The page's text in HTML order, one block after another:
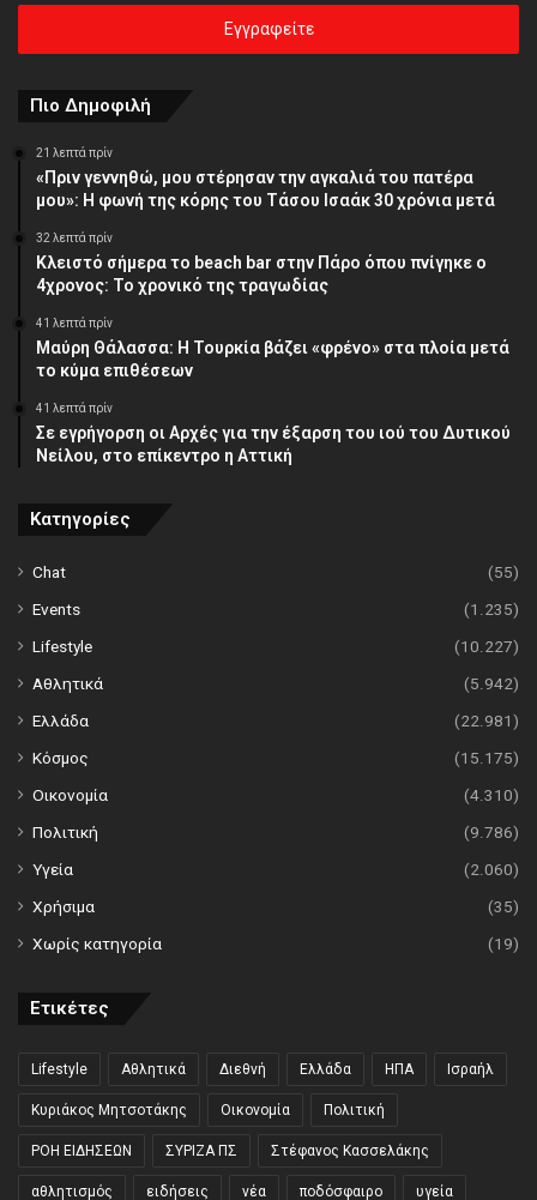
ηλεκτρονική
διεύθυνση
Πιο Δημοφιλή
21 λεπτά πρίν
«Πριν γεννηθώ, μου στέρησαν την αγκαλιά του πατέρα
μου»: Η φωνή της κόρης του Τάσου Ισαάκ 30 χρόνια μετά
32 λεπτά πρίν
Κλειστό σήμερα το beach bar στην Πάρο όπου πνίγηκε ο
4χρονος: Το χρονικό της τραγωδίας
41 λεπτά πρίν
Μαύρη Θάλασσα: Η Τουρκία βάζει «φρένο» στα πλοία μετά
το κύμα επιθέσεων
41 λεπτά πρίν
Σε εγρήγορση οι Αρχές για την έξαρση του ιού του Δυτικού
Νείλου, στο επίκεντρο η Αττική
Κατηγορίες
Chat
(55)
Events
(1.235)
Lifestyle
(10.227)
Αθλητικά
(5.942)
Ελλάδα
(22.981)
Κόσμος
(15.175)
Οικονομία
(4.310)
Πολιτική
(9.786)
Υγεία
(2.060)
Χρήσιμα
(35)
Χωρίς κατηγορία
(19)
Ετικέτες
Lifestyle Αθλητικά Διεθνή Ελλάδα ΗΠΑ Ισραήλ
Κυριάκος Μητσοτάκης Οικονομία Πολιτική
ΡΟΗ ΕΙΔΗΣΕΩΝ ΣΥΡΙΖΑ ΠΣ Στέφανος Κασσελάκης
αθλητισμός ειδήσεις νέα ποδόσφαιρο υγεία